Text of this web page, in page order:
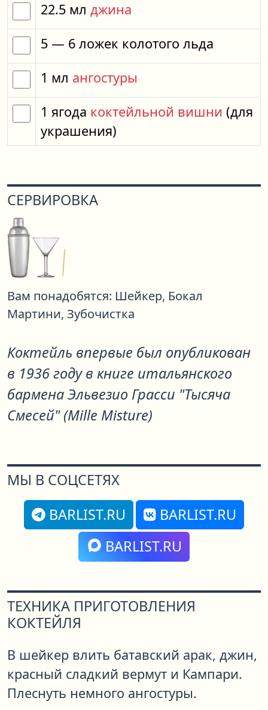
22.5 мл джина
5 — 6 ложек колотого льда
1 мл ангостуры
1 ягода коктейльной вишни (для
украшения)
СЕРВИРОВКА
Вам понадобятся: Шейкер, Бокал
Мартини, Зубочистка
Коктейль впервые был опубликован
в 1936 году в книге итальянского
бармена Эльвезио Грасси "Тысяча
Смесей" (Mille Misture)
МЫ В СОЦСЕТЯХ
BARLIST.RU
BARLIST.RU
BARLIST.RU
ТЕХНИКА ПРИГОТОВЛЕНИЯ
КОКТЕЙЛЯ
В шейкер влить батавский арак, джин,
красный сладкий вермут и Кампари.
Плеснуть немного ангостуры.